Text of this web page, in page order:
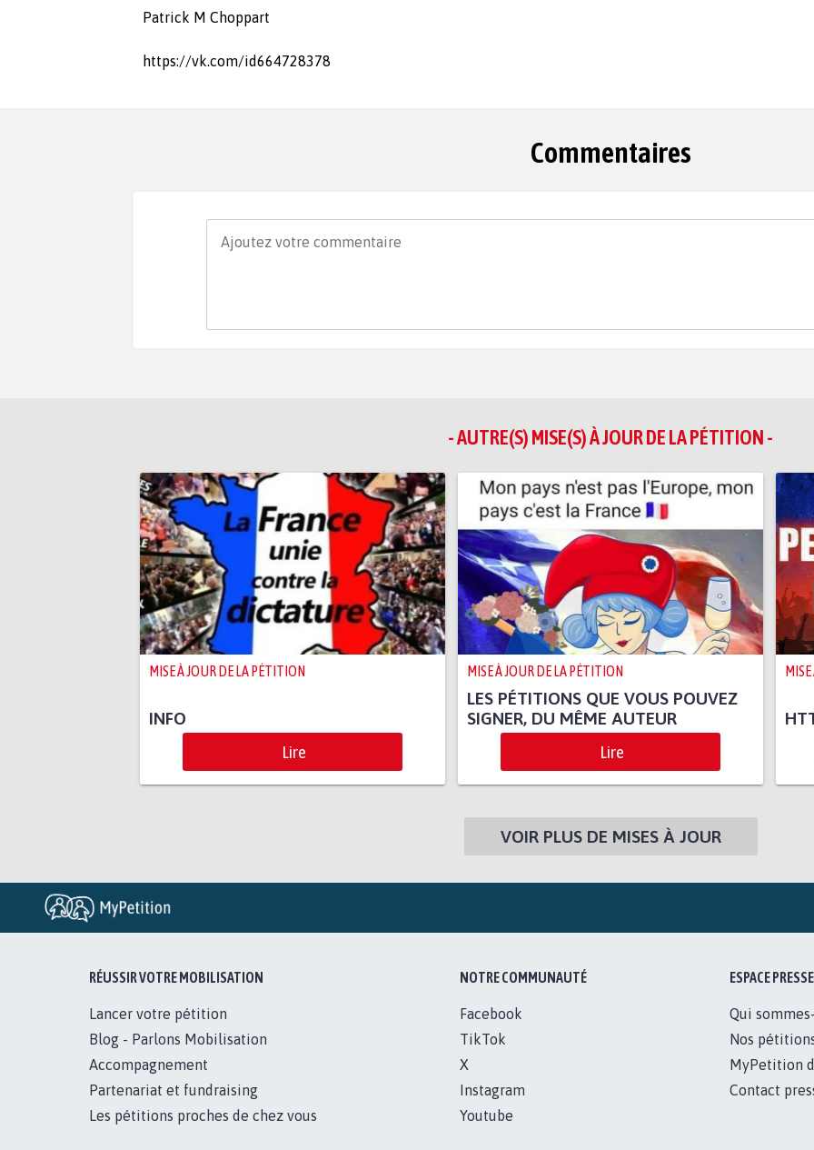
Patrick M Choppart
https://vk.com/id664728378
Commentaires
- AUTRE(S) MISE(S) À JOUR DE LA PÉTITION -
MISE À JOUR DE LA PÉTITION
INFO
Lire
MISE À JOUR DE LA PÉTITION
LES PÉTITIONS QUE VOUS POUVEZ
SIGNER, DU MÊME AUTEUR
Lire
VOIR PLUS DE MISES À JOUR
RÉUSSIR VOTRE MOBILISATION
Lancer votre pétition
Blog - Parlons Mobilisation
Accompagnement
Partenariat et fundraising
Les pétitions proches de chez vous
NOTRE COMMUNAUTÉ
Facebook
TikTok
X
Instagram
Youtube
ESPACE PRESSE
Qui
Nos
MyPetition
Contact